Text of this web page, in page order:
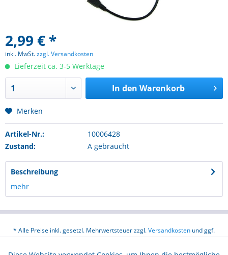
2,99 € *
inkl. MwSt.zzgl. Versandkosten
Lieferzeit ca. 3-5 Werktage
In den Warenkorb
Merken
Artikel-Nr.:
10006428
Zustand:
A gebraucht
Beschreibung
mehr
* Alle Preise inkl. gesetzl. Mehrwertsteuer zzgl.Versandkosten und ggf.